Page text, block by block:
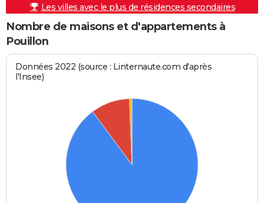
Les villes avec le plus de résidences secondaires
Nombre de maisons et d'appartements à
Pouillon
Données 2022 (source : Linternaute.com d'après
l'Insee)